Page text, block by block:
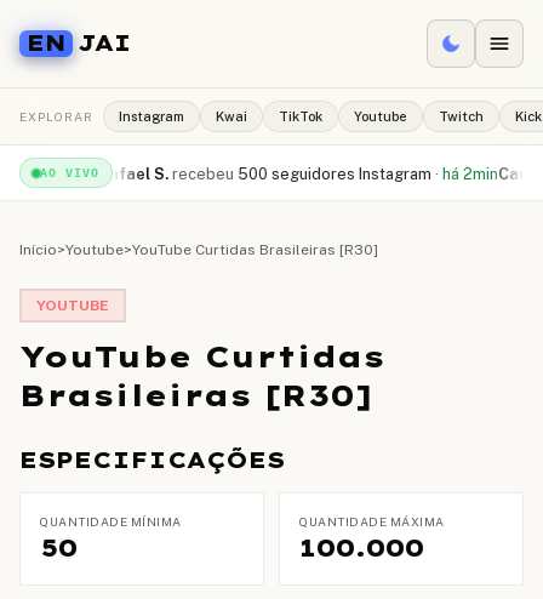
EN JAI
EXPLORAR Instagram Kwai TikTok Youtube Twitch Kick
AO VIVO
· há 1minRafael S. recebeu 500 seguidores Instagram ·há 2minCamila
Início>Youtube>YouTube Curtidas Brasileiras [R30]
YOUTUBE
YouTube Curtidas
Brasileiras [R30]
ESPECIFICAÇÕES
QUANTIDADE MÍNIMA
50
QUANTIDADE MÁXIMA
100.000